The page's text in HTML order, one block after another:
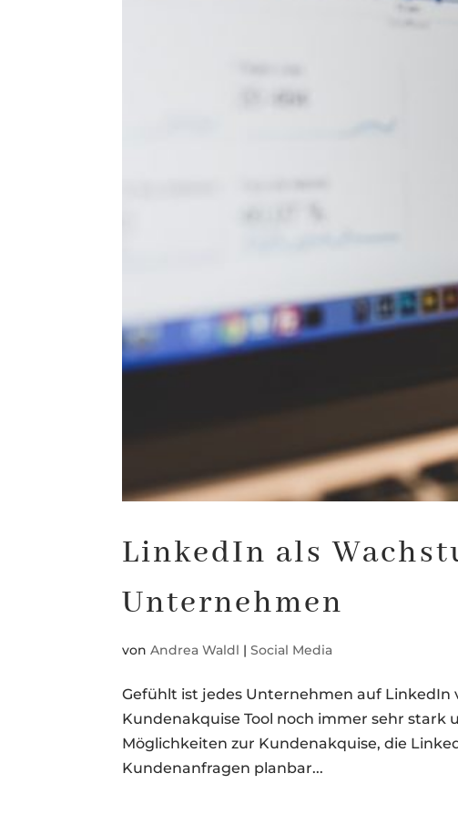
LinkedIn als
Unternehmen
vonAndrea Waldl |Social Media
Gefühlt ist jedes Unternehmen auf
Kundenakquise Tool noch immer sehr stark
Möglichkeiten zur Kundenakquise, die
Kundenanfragen planbar...